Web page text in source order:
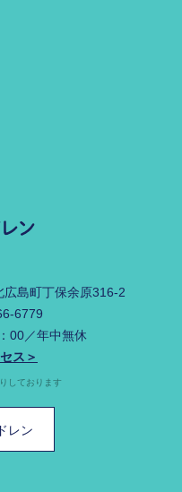
広島町丁保余原316-2
6779
00／年中無休
ス＞
しております
レン